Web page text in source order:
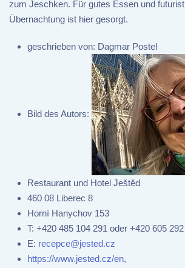
zum Jeschken. Für gutes Essen und
Übernachtung ist hier gesorgt.
geschrieben von: Dagmar Postel
Bild des Autors:
Restaurant und Hotel Ještěd
460 08 Liberec 8
Horní Hanychov 153
T: +420 485 104 291 oder +420 605
E: recepce@jested.cz
https://www.jested.cz/en,